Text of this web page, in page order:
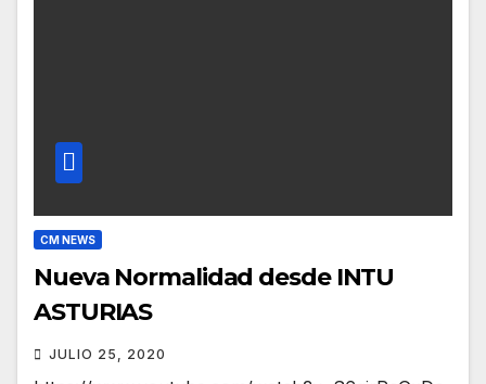
CM NEWS
Nueva Normalidad desde INTU
ASTURIAS
JULIO 25, 2020